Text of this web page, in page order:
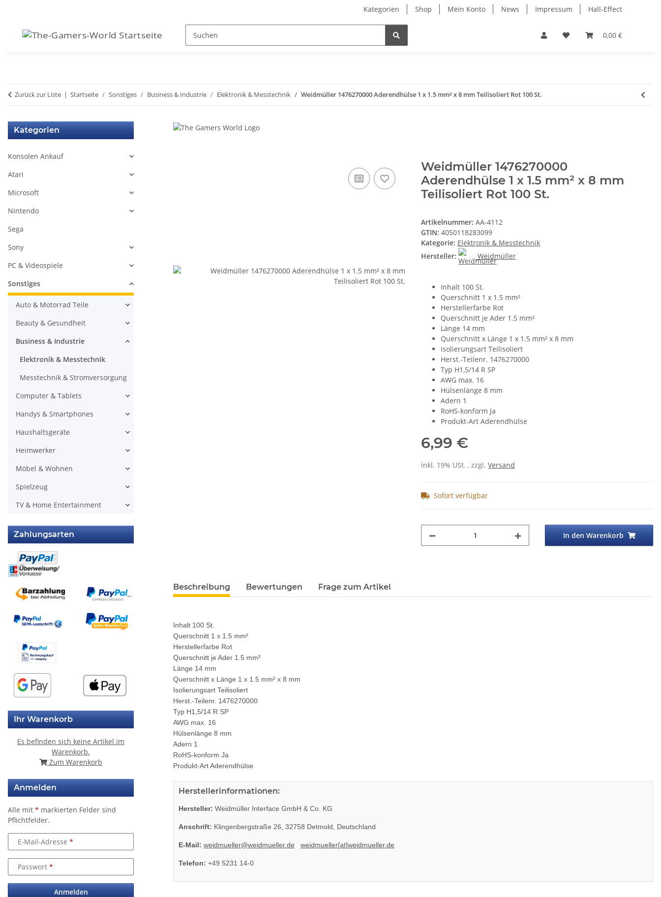
Kategorien Shop Mein Konto News Impressum Hall-Effect
0,00 €
Zurück zur Liste Startseite Sonstiges Business & Industrie Elektronik & Messtechnik Weidmüller 1476270000 Aderendhülse 1 x 1.5 mm² x 8 mm Teilisoliert Rot 100 St.
Weidmüller 1476270000
Aderendhülse 1 x 1.5 mm² x 8 mm
Teilisoliert Rot 100 St.
Artikelnummer: AA-4112
GTIN: 4050118283099
Kategorie: Elektronik & Messtechnik
Hersteller:
Weidmüller
Inhalt 100 St.
Querschnitt 1 x 1.5 mm²
Herstellerfarbe Rot
Querschnitt je Ader 1.5 mm²
Länge 14 mm
Querschnitt x Länge 1 x 1.5 mm² x 8 mm
Isolierungsart Teilisoliert
Herst.-Teilenr. 1476270000
Typ H1,5/14 R SP
AWG max. 16
Hülsenlänge 8 mm
Adern 1
RoHS-konform Ja
Produkt-Art Aderendhülse
6,99 €
inkl. 19% USt. , zzgl. Versand
Sofort verfügbar
In den Warenkorb
weitere Registerkarten anzeigen
Beschreibung Bewertungen Frage zum Artikel
Inhalt 100 St.
Querschnitt 1 x 1.5 mm²
Herstellerfarbe Rot
Querschnitt je Ader 1.5 mm²
Länge 14 mm
Querschnitt x Länge 1 x 1.5 mm² x 8 mm
Isolierungsart Teilisoliert
Herst.-Teilenr. 1476270000
Typ H1,5/14 R SP
AWG max. 16
Hülsenlänge 8 mm
Adern 1
RoHS-konform Ja
Produkt-Art Aderendhülse
Herstellerinformationen:
Hersteller: Weidmüller Interface GmbH & Co. KG
Anschrift: Klingenbergstraße 26, 32758 Detmold, Deutschland
E-Mail: weidmueller@weidmueller.de weidmueller[at]weidmueller.de
Telefon: +49 5231 14-0
Kategorien
Konsolen Ankauf
Atari
Microsoft
Nintendo
Sega
Sony
PC & Videospiele
Sonstiges
Auto & Motorrad Teile
Beauty & Gesundheit
Business & Industrie
Elektronik & Messtechnik
Messtechnik & Stromversorgung
Computer & Tablets
Handys & Smartphones
Haushaltsgeräte
Heimwerker
Möbel & Wohnen
Spielzeug
TV & Home Entertainment
Zahlungsarten
Ihr Warenkorb
Es befinden sich keine Artikel im
Warenkorb.
Zum Warenkorb
Anmelden
Alle mit * markierten Felder sind
Pflichtfelder.
E-Mail-Adresse
Passwort
Anmelden